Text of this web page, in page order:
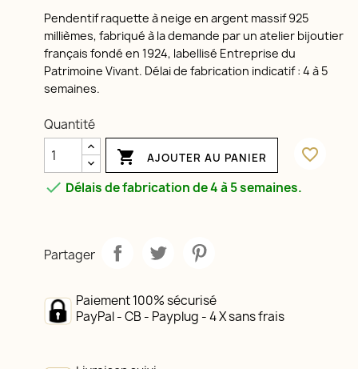
Pendentif raquette à neige en argent massif 925
millièmes, fabriqué à la demande par un atelier bijoutier
français fondé en 1924, labellisé Entreprise du
Patrimoine Vivant. Délai de fabrication indicatif : 4 à 5
semaines.
Quantité
 AJOUTER AU PANIER
favorite_border
 Délais de fabrication de 4 à 5 semaines.
Partager
Paiement 100% sécurisé
PayPal - CB - Payplug - 4 X sans frais